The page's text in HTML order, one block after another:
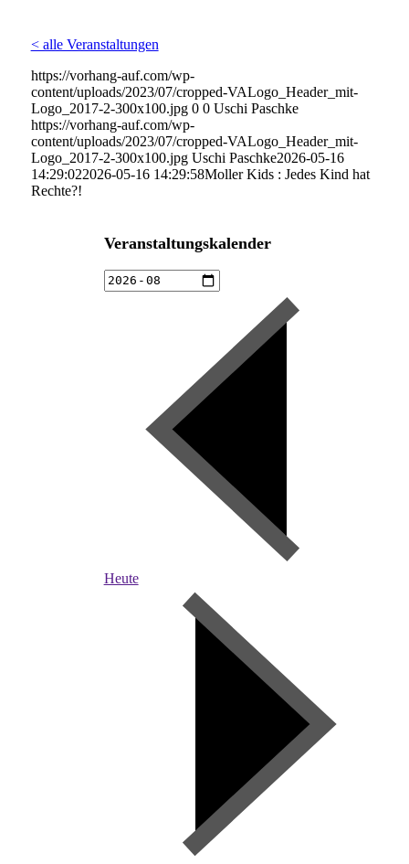
< alle Veranstaltungen
https://vorhang-auf.com/wp-
content/uploads/2023/07/cropped-VALogo_Header_mit-
Logo_2017-2-300x100.jpg 0 0 Uschi Paschke
https://vorhang-auf.com/wp-
content/uploads/2023/07/cropped-VALogo_Header_mit-
Logo_2017-2-300x100.jpg Uschi Paschke2026-05-16
14:29:022026-05-16 14:29:58Moller Kids : Jedes Kind hat
Rechte?!
Veranstaltungskalender
Heute